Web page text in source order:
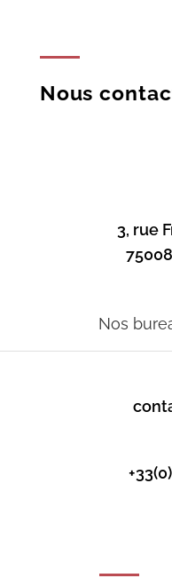
Nous
3, rue
Nos